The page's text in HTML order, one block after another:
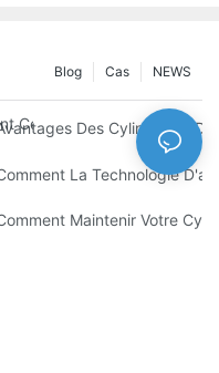
NEWS
Cas
Blog
Cela Fonctionne &
Des Cylindres À
Réduction De L'impact &
La Technologie
De Neige:Maintenir Votre